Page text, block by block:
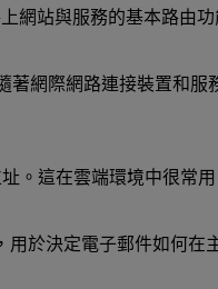
網站與服務的基本路由功
網際網路連接裝置和
。這在雲端環境中很常
於決定電子郵件如何在